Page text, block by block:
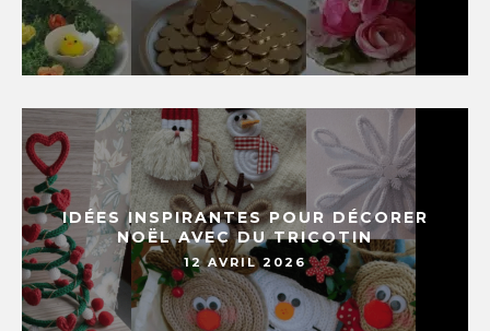
IDÉES INSPIRANTES POUR DÉCORER
NOËL AVEC DU TRICOTIN
12 AVRIL 2026